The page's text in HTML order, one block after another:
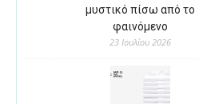
μυστικό πίσω από το
φαινόμενο
23 Ιουλίου 2026